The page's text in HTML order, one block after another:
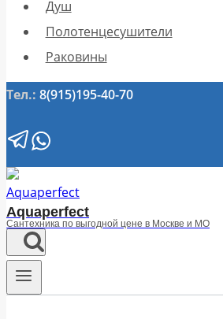
Душ
Полотенцесушители
Раковины
Тел.: 8(915)195-40-70
Aquaperfect
Сантехника по выгодной цене в Москве и МО